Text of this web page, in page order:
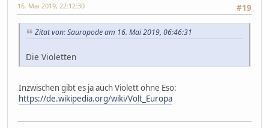
#19
16. Mai 2019, 22:12:30
Zitat von: Sauropode am 16. Mai 2019, 06:46:31
Die Violetten
Inzwischen gibt es ja auch Violett ohne Eso:
https://de.wikipedia.org/wiki/Volt_Europa